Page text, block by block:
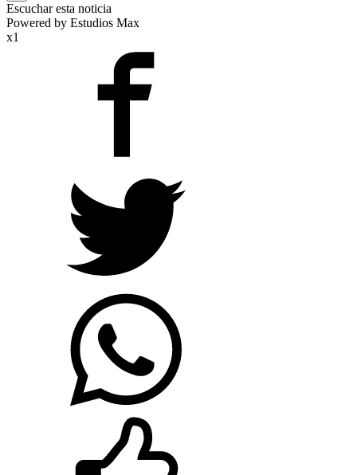
Escuchar esta noticia
Powered by Estudios Max
x1